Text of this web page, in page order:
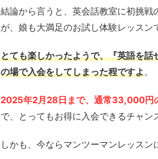
結論から言うと、英会話教室に初挑
が、娘も大満足のお試し体験レッスン
とても楽しかったようで、『英語を
の場で入会をしてしまった程ですよ。
2025年2月28日まで、通常33,000円
で、とってもお得に入会できるチャン
しかも、今ならマンツーマンレッス